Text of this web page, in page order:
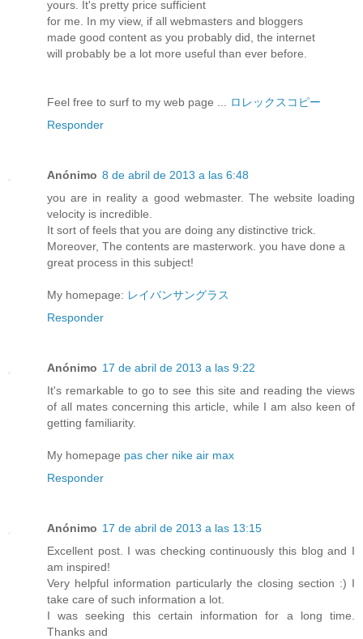
yours. It's pretty price sufficient
for me. In my view, if all webmasters and bloggers
made good content as you probably did, the internet
will probably be a lot more useful than ever before.
Feel free to surf to my web page ...
ロレックスコピー
Responder
Anónimo 8 de abril de 2013 a las 6:48
you are in reality a good webmaster. The website loading
velocity is incredible.
It sort of feels that you are doing any distinctive trick.
Moreover, The contents are masterwork. you have done a
great process in this subject!
My homepage: レイバンサングラス
Responder
Anónimo 17 de abril de 2013 a las 9:22
It's remarkable to go to see this site and reading the views
of all mates concerning this article, while I am also keen of
getting familiarity.
My homepage pas cher nike air max
Responder
Anónimo 17 de abril de 2013 a las 13:15
Excellent post. I was checking continuously this blog and I
am inspired!
Very helpful information particularly the closing section :) I
take care of such information a lot.
I was seeking this certain information for a long time.
Thanks and